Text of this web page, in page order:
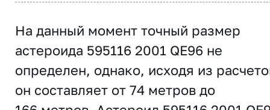
На данный момент точный размер
астероида 595116 2001 QE96 не
определен, однако, исходя из
он составляет от 74 метров до